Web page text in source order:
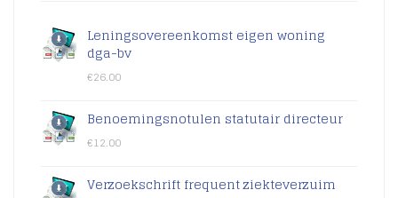
Leningsovereenkomst eigen woning
dga-bv
€26.00
Benoemingsnotulen statutair directeur
€12.00
Verzoekschrift frequent ziekteverzuim